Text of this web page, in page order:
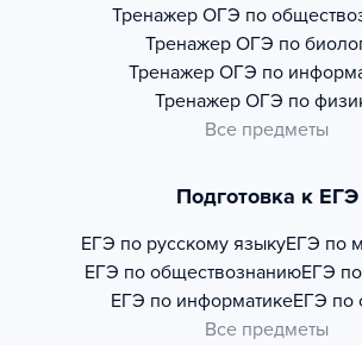
Тренажер ОГЭ по
Тренажер ОГЭ по
Тренажер ОГЭ по
Тренажер ОГЭ по
Все предметы
Подготовка к ЕГЭ
ЕГЭ по русскому языкуЕГЭ по
ЕГЭ по обществознаниюЕГЭ
ЕГЭ по информатикеЕГЭ по
Все предметы